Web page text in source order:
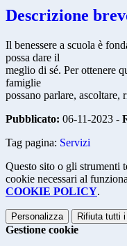
Descrizione
Il benessere a scuola è
possa dare il
meglio di sé. Per ottenere
famiglie
possano parlare, ascoltare,
Pubblicato: 06-11-2023 -
Tag pagina: Servizi
Questo sito o gli strumenti
cookie necessari al
COOKIE POLICY.
Personalizza Rifiuta tutti i
Gestione cookie